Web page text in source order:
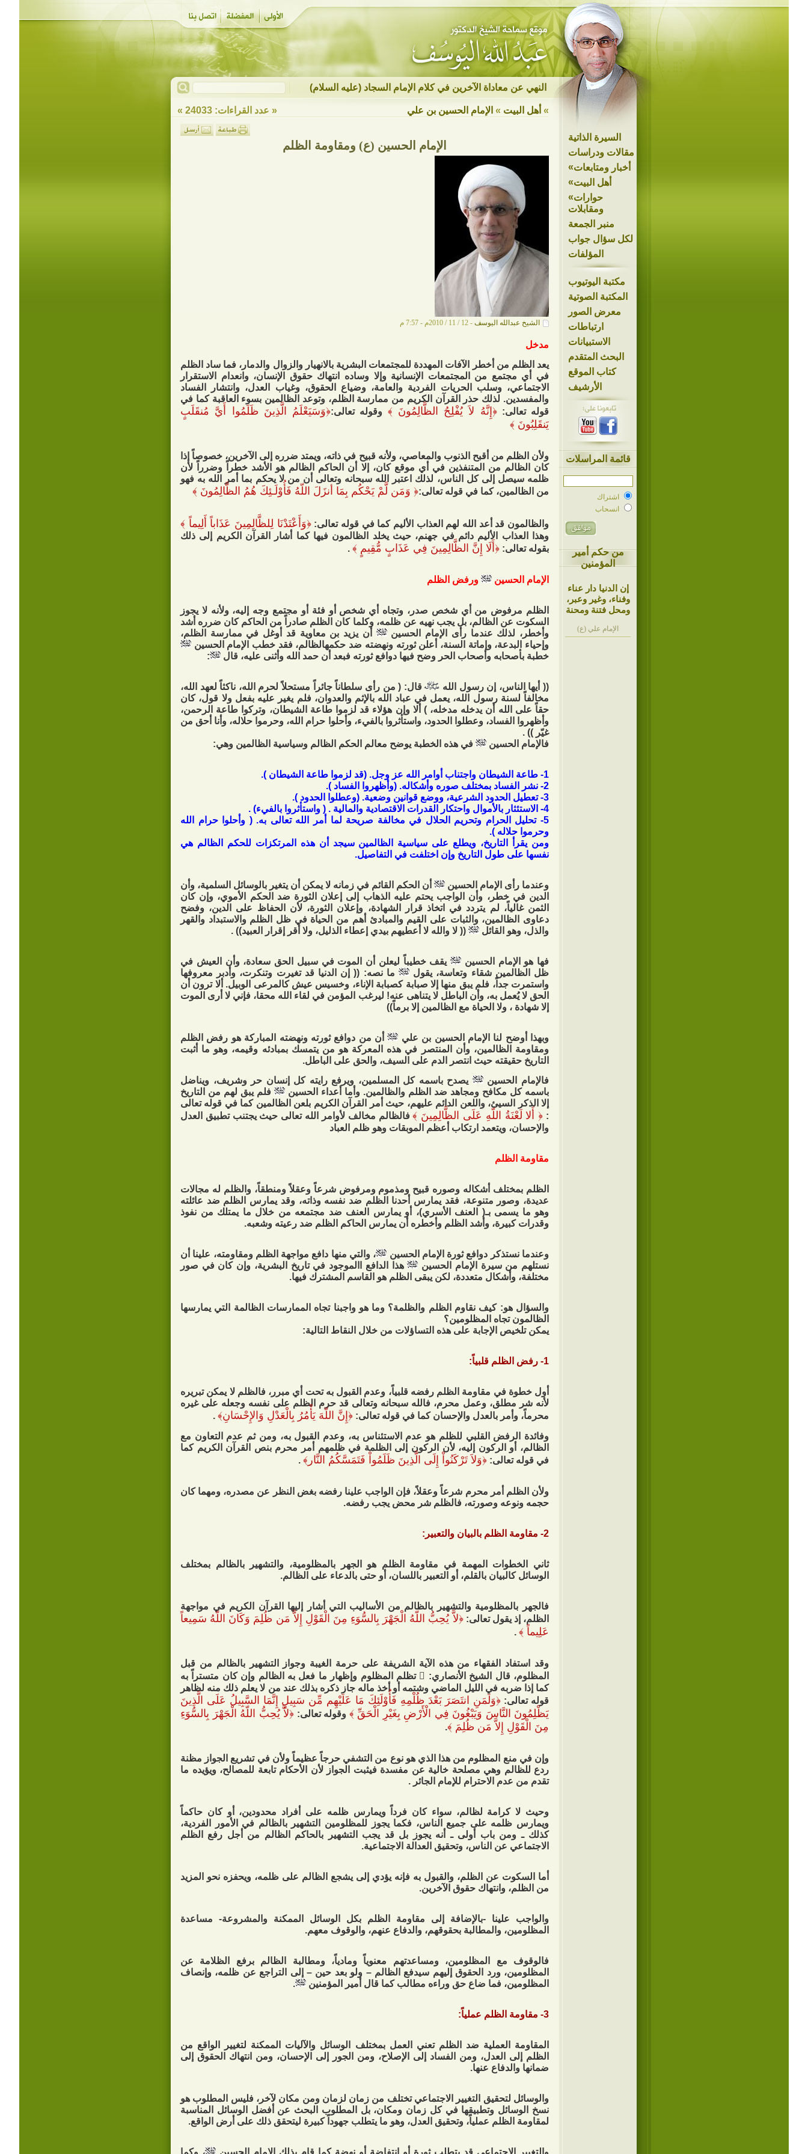
النهي عن معاداة الآخرين في كلام الإمام السجاد (عليه السلام)
السيرة الذاتية
مقالات ودراسات
»أخبار ومتابعات
»أهل البيت
»حوارات
ومقابلات
منبر الجمعة
لكل سؤال جواب
المؤلفات
مكتبة اليوتيوب
المكتبة الصوتية
معرض الصور
ارتباطات
الاستبيانات
البحث المتقدم
كتاب الموقع
الأرشيف
قائمة المراسلات
اشتراك
انسحاب
من حكم أمير
المؤمنين
إن الدنيا دار عناء
وفناء، وغير وعبر،
ومحل فتنة ومحنة
الإمام علي (ع)
« عدد القراءات: 24033 » » أهل البيت » الإمام الحسين بن علي
الإمام الحسين (ع) ومقاومة الظلم
الشيخ عبدالله اليوسف - 12 / 11 / 2010م - 7:57 م
مدخل
يعد الظلم من أخطر الآفات المهددة للمجتمعات البشرية بالانهيار والزوال والدمار، فما ساد الظلم
في أي مجتمع من المجتمعات الإنسانية وإلا وساده انتهاك حقوق الإنسان، وانعدام الاستقرار
الاجتماعي، وسلب الحريات الفردية والعامة، وضياع الحقوق، وغياب العدل، وانتشار الفساد
والمفسدين. لذلك حذر القرآن الكريم من ممارسة الظلم، وتوعد الظالمين بسوء العاقبة كما في
قوله تعالى:﴿ إِنَّهُ لاَ يُفْلِحُ الظَّالِمُونَ﴾ وقوله تعالى:﴿وَسَيَعْلَمُ الَّذِينَ ظَلَمُوا أَيَّ مُنقَلَبٍ
يَنقَلِبُونَ ﴾
ولأن الظلم من أقبح الذنوب والمعاصي، ولأنه قبيح في ذاته، ويمتد ضرره إلى الآخرين، خصوصاً إذا
كان الظالم من المتنفذين في أي موقع كان، إلا أن الحاكم الظالم هو الأشد خطراً وضرراً لأن
ظلمه سيصل إلى كل الناس، لذلك اعتبر الله سبحانه وتعالى أن من لا يحكم بما أمر الله به فهو
من الظالمين، كما في قوله تعالى:﴿ وَمَن لَّمْ يَحْكُم بِمَا أنزَلَ اللّهُ فَأُوْلَـئِكَ هُمُ الظَّالِمُونَ ﴾
والظالمون قد أعد الله لهم العذاب الأليم كما في قوله تعالى:﴿وَأَعْتَدْنَا لِلظَّالِمِينَ عَذَاباً أَلِيماً ﴾
وهذا العذاب الأليم دائم في جهنم، حيث يخلد الظالمون فيها كما أشار القرآن الكريم إلى ذلك
بقوله تعالى: ﴿ أَلَا إِنَّ الظَّالِمِينَ فِي عَذَابٍ مُّقِيمٍ ﴾ .
الإمام الحسين ورفض الظلم
الظلم مرفوض من أي شخص صدر، وتجاه أي شخص أو فئة أو مجتمع وجه إليه، ولأنه لا يجوز
السكوت عن الظالم، بل يجب نهيه عن ظلمه، وكلما كان الظلم صادراً من الحاكم كان ضرره أشد
وأخطر، لذلك عندما رأى الإمام الحسين
أن يزيد بن معاوية قد أوغل في ممارسة الظلم،
وإحياء البدعة، وإماتة السنة، أعلن ثورته ونهضته ضد حكمهالظالم، فقد خطب الإمام الحسين
خطبة بأصحابه وأصحاب الحر وضح فيها دوافع ثورته فبعد أن حمد الله وأثنى عليه، قال
:
(( أيها الناس، إن رسول الله
قال: ( من رأى سلطاناً جائراً مستحلاً لحرم الله، ناكثاً لعهد الله،
مخالفاً لسنة رسول الله، يعمل في عباد الله بالإثم والعدوان، فلم يغير عليه بفعل ولا قول، كان
حقاً على الله أن يدخله مدخله، ) ألا وإن هؤلاء قد لزموا طاعة الشيطان، وتركوا طاعة الرحمن،
وأظهروا الفساد، وعطلوا الحدود، واستأثروا بالفيء، وأحلوا حرام الله، وحرموا حلاله، وأنا أحق من
غيّر )) .
فالإمام الحسين
في هذه الخطبة يوضح معالم الحكم الظالم وسياسية الظالمين وهي:
1- طاعة الشيطان واجتناب أوامر الله عز وجل. (قد لزموا طاعة الشيطان ).
2- نشر الفساد بمختلف صوره وأشكاله. (وأظهروا الفساد ).
3- تعطيل الحدود الشرعية، ووضع قوانين وضعية. (وعطلوا الحدود ).
4- الاستئثار بالأموال واحتكار القدرات الاقتصادية والمالية . ( واستأثروا بالفيء) .
5- تحليل الحرام وتحريم الحلال في مخالفة صريحة لما أمر الله تعالى به. ( وأحلوا حرام الله
وحرموا حلاله ).
ومن يقرأ التاريخ، ويطلع على سياسية الظالمين سيجد أن هذه المرتكزات للحكم الظالم هي
نفسها على طول التاريخ وإن اختلفت في التفاصيل.
وعندما رأى الإمام الحسين
أن الحكم القائم في زمانه لا يمكن أن يتغير بالوسائل السلمية، وأن
الدين في خطر، وأن الواجب يحتم عليه الذهاب إلى إعلان الثورة ضد الحكم الأموي، وإن كان
الثمن غالياً، لم يتردد في اتخاذ قرار الشهادة، وإعلان الثورة، لأن الحفاظ على الدين، وفضح
دعاوى الظالمين، والثبات على القيم والمبادئ أهم من الحياة في ظل الظلم والاستبداد والقهر
والذل، وهو القائل
(( لا والله لا أعطيهم بيدي إعطاء الذليل، ولا أقر إقرار العبيد)) .
فها هو الإمام الحسين
يقف خطيباً ليعلن أن الموت في سبيل الحق سعادة، وأن العيش في
ظل الظالمين شقاء وتعاسة، يقول
ما نصه: (( إن الدنيا قد تغيرت وتنكرت، وأدبر معروفها
واستمرت جداً، فلم يبق منها إلا صبابة كصبابة الإناء، وخسيس عيش كالمرعى الوبيل. ألا ترون أن
الحق لا يُعمل به، وأن الباطل لا يتناهى عنه! ليرغب المؤمن في لقاء الله محقا، فإني لا أرى الموت
إلا شهادة ، ولا الحياة مع الظالمين إلا برماً))
وبهذا أوضح لنا الإمام الحسين بن علي
أن من دوافع ثورته ونهضته المباركة هو رفض الظلم
ومقاومة الظالمين، وأن المنتصر في هذه المعركة هو من يتمسك بمبادئه وقيمه، وهو ما أثبت
التاريخ حقيقته حيث انتصر الدم على السيف، والحق على الباطل.
فالإمام الحسين
يصدح باسمه كل المسلمين، ويرفع رايته كل إنسان حر وشريف، ويناضل
باسمه كل مكافح ومجاهد ضد الظلم والظالمين. وأما أعداء الحسين
فلم يبق لهم من التاريخ
إلا الذكر السيئ، واللعن الدائم عليهم، حيث أمر القرآن الكريم بلعن الظالمين كما في قوله تعالى
: ﴿أَلا لَعْنَةُ اللّهِ عَلَى الظَّالِمِينَ ﴾فالظالم مخالف لأوامر الله تعالى حيث يجتنب تطبيق العدل
والإحسان، ويتعمد ارتكاب أعظم الموبقات وهو ظلم العباد
مقاومة الظلم
الظلم بمختلف أشكاله وصوره قبيح ومذموم ومرفوض شرعاً وعقلاً ومنطقاً، والظلم له مجالات
عديدة، وصور متنوعة، فقد يمارس أحدنا الظلم ضد نفسه وذاته، وقد يمارس الظلم ضد عائلته
وهو ما يسمى بـ( العنف الأسري)، أو يمارس العنف ضد مجتمعه من خلال ما يمتلك من نفوذ
وقدرات كبيرة، وأشد الظلم وأخطره أن يمارس الحاكم الظلم ضد رعيته وشعبه.
وعندما نستذكر دوافع ثورة الإمام الحسين
، والتي منها دافع مواجهة الظلم ومقاومته، علينا أن
نستلهم من سيرة الإمام الحسين
هذا الدافع االموجود في تاريخ البشرية، وإن كان في صور
مختلفة، وأشكال متعددة، لكن يبقى الظلم هو القاسم المشترك فيها.
والسؤال هو: كيف نقاوم الظلم والظلمة؟ وما هو واجبنا تجاه الممارسات الظالمة التي يمارسها
الظالمون تجاه المظلومين؟
يمكن تلخيص الإجابة على هذه التساؤلات من خلال النقاط التالية:
1- رفض الظلم قلبياً:
أول خطوة في مقاومة الظلم رفضه قلبياً، وعدم القبول به تحت أي مبرر، فالظلم لا يمكن تبريره
لأنه شر مطلق، وعمل محرم، فالله سبحانه وتعالى قد حرم الظلم على نفسه وجعله على غيره
محرماً، وأمر بالعدل والإحسان كما في قوله تعالى: ﴿ إِنَّ اللّهَ يَأْمُرُ بِالْعَدْلِ وَالإِحْسَانِ﴾ .
وفائدة الرفض القلبي للظلم هو عدم الاستئناس به، وعدم القبول به، ومن ثم عدم التعاون مع
الظالم، أو الركون إليه، لأن الركون إلى الظلمة في ظلمهم أمر محرم بنص القرآن الكريم كما
في قوله تعالى: ﴿وَلاَ تَرْكَنُواْ إِلَى الَّذِينَ ظَلَمُواْ فَتَمَسَّكُمُ النَّار ﴾ .
ولأن الظلم أمر محرم شرعاً وعقلاً، فإن الواجب علينا رفضه بغض النظر عن مصدره، ومهما كان
حجمه ونوعه وصورته، فالظلم شر محض يجب رفضه.
2- مقاومة الظلم بالبيان والتعبير:
ثاني الخطوات المهمة في مقاومة الظلم هو الجهر بالمظلومية، والتشهير بالظالم بمختلف
الوسائل كالبيان بالقلم، أو التعبير باللسان، أو حتى بالدعاء على الظالم.
فالجهر بالمظلومية والتشهير بالظالم من الأساليب التي أشار إليها القرآن الكريم في مواجهة
الظلم، إذ يقول تعالى:﴿لاَّ يُحِبُّ اللّهُ الْجَهْرَ بِالسُّوَءِ مِنَ الْقَوْلِ إِلاَّ مَن ظُلِمَ وَكَانَ اللّهُ سَمِيعاً
عَلِيماً ﴾ .
وقد استفاد الفقهاء من هذه الآية الشريفة على حرمة الغيبة وجواز التشهير بالظالم من قبل
المظلوم، قال الشيخ الأنصاري:  تظلم المظلوم وإظهار ما فعل به الظالم وإن كان متستراً به
كما إذا ضربه في الليل الماضي وشتمه أو أخذ ماله جاز ذكره بذلك عند من لا يعلم ذلك منه لظاهر
قوله تعالى: ﴿وَلَمَنِ انتَصَرَ بَعْدَ ظُلْمِهِ فَأُوْلَئِكَ مَا عَلَيْهِم مِّن سَبِيلٍ إِنَّمَا السَّبِيلُ عَلَى الَّذِينَ
يَظْلِمُونَ النَّاسَ وَيَبْغُونَ فِي الْأَرْضِ بِغَيْرِ الْحَقِّ﴾ وقوله تعالى: ﴿لاَّ يُحِبُّ اللّهُ الْجَهْرَ بِالسُّوَءِ
مِنَ الْقَوْلِ إِلاَّ مَن ظُلِمَ ﴾.
وإن في منع المظلوم من هذا الذي هو نوع من التشفي حرجاً عظيماً ولأن في تشريع الجواز مظنة
ردع للظالم وهي مصلحة خالية عن مفسدة فيثبت الجواز لأن الأحكام تابعة للمصالح، ويؤيده ما
تقدم من عدم الاحترام للإمام الجائر .
وحيث لا كرامة لظالم، سواء كان فرداً ويمارس ظلمه على أفراد محدودين، أو كان حاكماً
ويمارس ظلمه على جميع الناس، فكما يجوز للمظلومين التشهير بالظالم في الأمور الفردية،
كذلك ـ ومن باب أولى ـ أنه يجوز بل قد يجب التشهير بالحاكم الظالم من أجل رفع الظلم
الاجتماعي عن الناس، وتحقيق العدالة الاجتماعية.
أما السكوت عن الظلم، والقبول به فإنه يؤدي إلى يشجع الظالم على ظلمه، ويحفزه نحو المزيد
من الظلم، وانتهاك حقوق الآخرين.
والواجب علينا -بالإضافة إلى مقاومة الظلم بكل الوسائل الممكنة والمشروعة- مساعدة
المظلومين، والمطالبة بحقوقهم، والدفاع عنهم، والوقوف معهم.
فالوقوف مع المظلومين، ومساعدتهم معنوياً ومادياً، ومطالبة الظالم برفع الظلامة عن
المظلومين، ورد الحقوق إليهم سيدفع الظالم – ولو بعد حين – إلى التراجع عن ظلمه، وإنصاف
المظلومين، فما ضاع حق وراءه مطالب كما قال أمير المؤمنين
.
3- مقاومة الظلم عملياً:
المقاومة العملية ضد الظلم تعني العمل بمختلف الوسائل والآليات الممكنة لتغيير الواقع من
الظلم إلى العدل، ومن الفساد إلى الإصلاح، ومن الجور إلى الإحسان، ومن انتهاك الحقوق إلى
ضمانها والدفاع عنها.
والوسائل لتحقيق التغيير الاجتماعي تختلف من زمان لزمان ومن مكان لآخر، فليس المطلوب هو
نسخ الوسائل وتطبيقها في كل زمان ومكان، بل المطلوب البحث عن أفضل الوسائل المناسبة
لمقاومة الظلم عملياً، وتحقيق العدل، وهو ما يتطلب جهوداً كبيرة ليتحقق ذلك على أرض الواقع.
والتغيير الاجتماعي قد يتطلب ثورة أو انتفاضة أو نهضة كما قام بذلك الإمام الحسين ، وكما